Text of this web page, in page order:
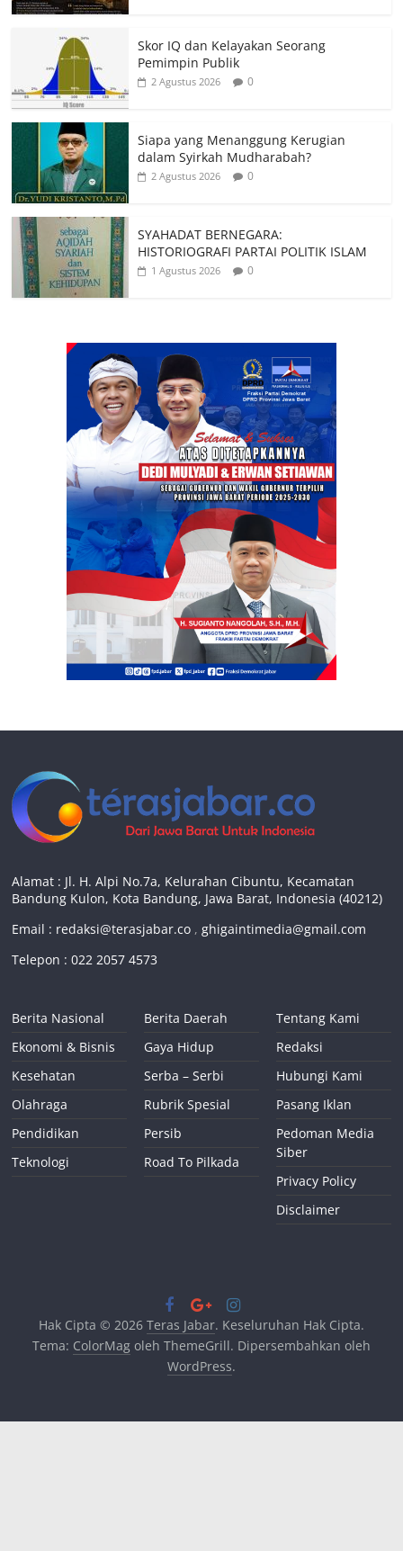
Skor IQ dan Kelayakan Seorang
Pemimpin Publik
2 Agustus 2026 0
Siapa yang Menanggung Kerugian
dalam Syirkah Mudharabah?
2 Agustus 2026 0
SYAHADAT BERNEGARA:
HISTORIOGRAFI PARTAI POLITIK ISLAM
1 Agustus 2026 0
Alamat : Jl. H. Alpi No.7a, Kelurahan Cibuntu, Kecamatan
Bandung Kulon, Kota Bandung, Jawa Barat, Indonesia (40212)
Email : redaksi@terasjabar.co ,ghigaintimedia@gmail.com
Telepon : 022 2057 4573
Berita Nasional
Ekonomi & Bisnis
Kesehatan
Olahraga
Pendidikan
Teknologi
Berita Daerah
Gaya Hidup
Serba – Serbi
Rubrik Spesial
Persib
Road To Pilkada
Tentang Kami
Redaksi
Hubungi Kami
Pasang Iklan
Pedoman Media
Siber
Privacy Policy
Disclaimer
Hak Cipta © 2026 Teras Jabar. Keseluruhan Hak Cipta.
Tema: ColorMagoleh ThemeGrill. Dipersembahkan oleh
WordPress.